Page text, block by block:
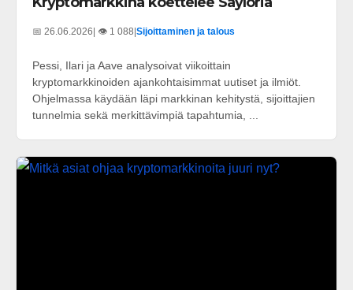
📅 26.06.2026 | 👁️ 1 088 Sijoittaminen ja talous
Pessi, Ilari ja Aave analysoivat viikoittain
kryptomarkkinoiden ajankohtaisimmat uutiset ja ilmiöt.
Ohjelmassa käydään läpi markkinan kehitystä, sijoittajien
tunnelmia sekä merkittävimpiä tapahtumia, ...